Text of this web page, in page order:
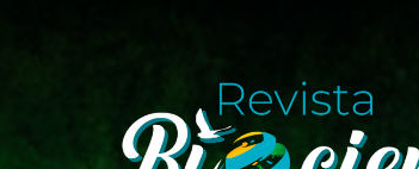
aguacate (Persea americana Mill.) y su